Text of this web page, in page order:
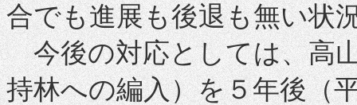
合でも進展も後退も無い状
今後の対応としては、高
持林への編入）を５年後（